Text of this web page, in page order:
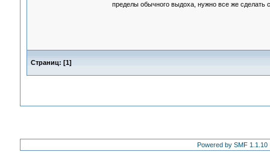
пределы обычного выдоха, нужно все же сделать
Страниц: [1]
Powered by SMF 1.1.10